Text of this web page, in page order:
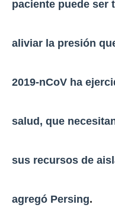
paciente puede ser
aliviar la presión
2019-nCoV ha
salud, que
sus recursos de
agregó Persing.